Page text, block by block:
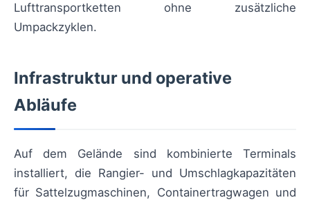
Lufttransportketten ohne zusätzliche
Umpackzyklen.
Infrastruktur und operative
Abläufe
Auf dem Gelände sind kombinierte Terminals
installiert, die Rangier- und Umschlagkapazitäten
für Sattelzugmaschinen, Containertragwagen und